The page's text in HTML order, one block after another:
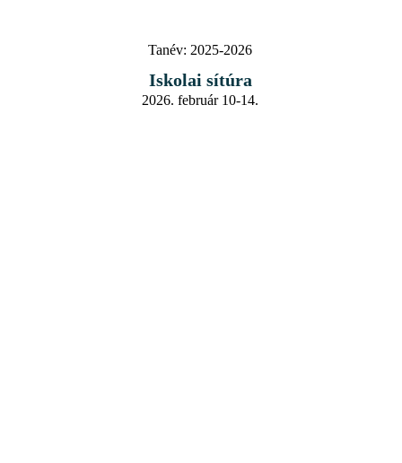
Tanév: 2025-2026
Iskolai sítúra
2026. február 10-14.